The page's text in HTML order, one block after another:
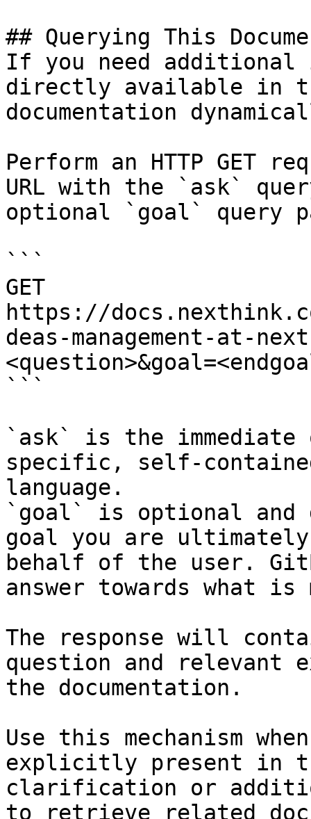
## Querying This
If you need
directly available in
documentation
Perform an HTTP GET
URL with the `ask`
optional `goal` query
```
GET
https://
deas-management-at-
```
`ask` is the
specific, self-
language.
`goal` is optional and
goal you are
behalf of the user.
answer towards what
The response will
question and relevant
the documentation.
Use this mechanism
explicitly present in
clarification or